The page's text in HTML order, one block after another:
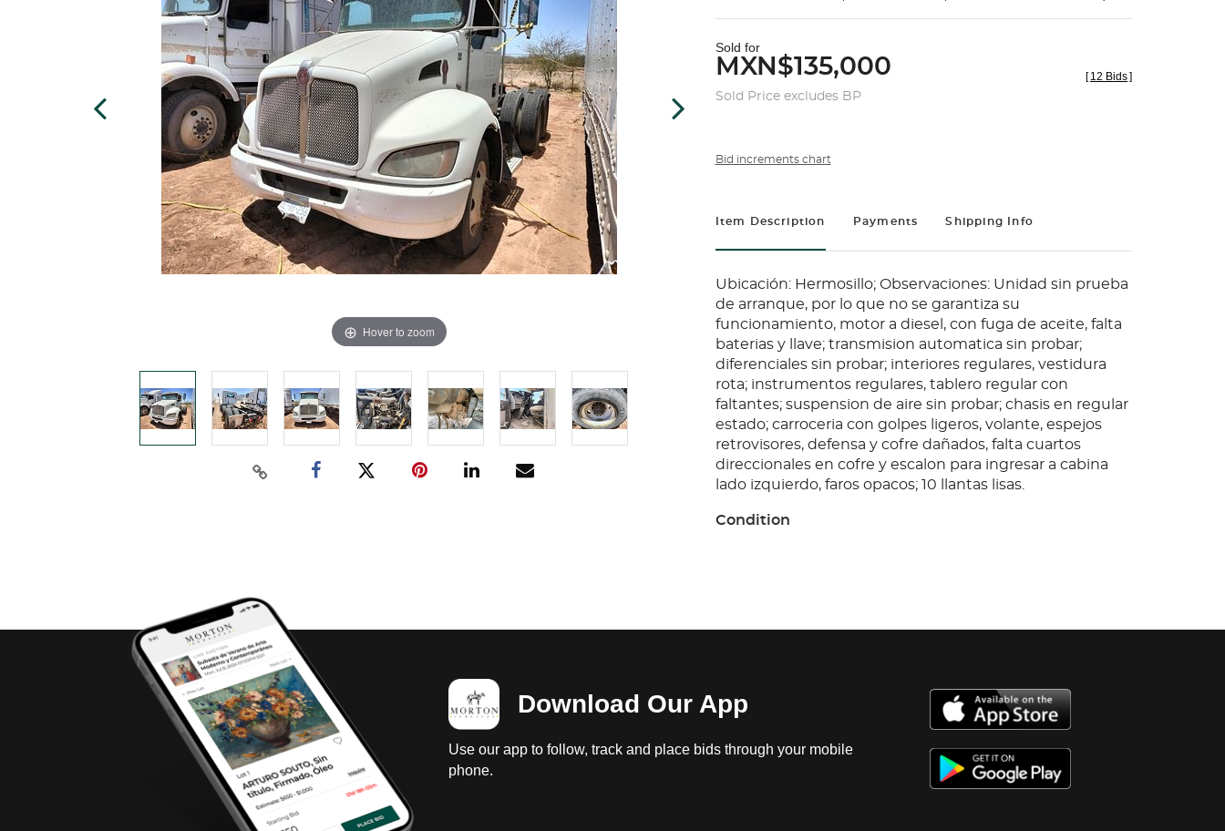
Hover to zoom
Sold for
MXN$135,000
Sold Price excludes BP
[ 12 Bids]
Bid increments chart
Item Description Payments Shipping Info
Ubicación: Hermosillo; Observaciones: Unidad sin prueba
de arranque, por lo que no se garantiza su
funcionamiento, motor a diesel, con fuga de aceite, falta
baterias y llave; transmision automatica sin probar;
diferenciales sin probar; interiores regulares, vestidura
rota; instrumentos regulares, tablero regular con
faltantes; suspension de aire sin probar; chasis en regular
estado; carroceria con golpes ligeros, volante, espejos
retrovisores, defensa y cofre dañados, falta cuartos
direccionales en cofre y escalon para ingresar a cabina
lado izquierdo, faros opacos; 10 llantas lisas.
Condition
estado; carroceria con golpes ligeros, volante, espejos
retrovisores, defensa y cofre dañados, falta cuartos
lado izquierdo, faros opacos; 10 llantas lisas.
Download Our App
Use our app to follow, track and place bids through your mobile
phone.